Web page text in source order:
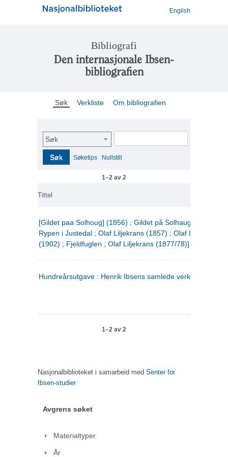
English
Bibliografi
Den internasjonale Ibsen-
bibliografien
Søk Verkliste Om bibliografien
Søk
Søk Søketips Nullstill
1–2 av 2
Tittel
[Gildet paa Solhoug] (1856) ; Gildet på Solhaug (1883) ;
Rypen i Justedal ; Olaf Liljekrans (1857) ; Olaf Liljekrans
(1902) ; Fjeldfuglen ; Olaf Liljekrans (1877/78)]
Hundreårsutgave : Henrik Ibsens samlede verker. 3
1–2 av 2
Nasjonalbiblioteket i samarbeid med Senter for
Ibsen-studier
Avgrens søket
Materialtyper
År